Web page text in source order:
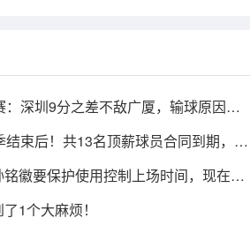
：深圳9分之差不敌广厦，输球原因曝
结束后！共13名顶薪球员合同到期，多
徽要保护使用控制上场时间，现在不
1个大麻烦！